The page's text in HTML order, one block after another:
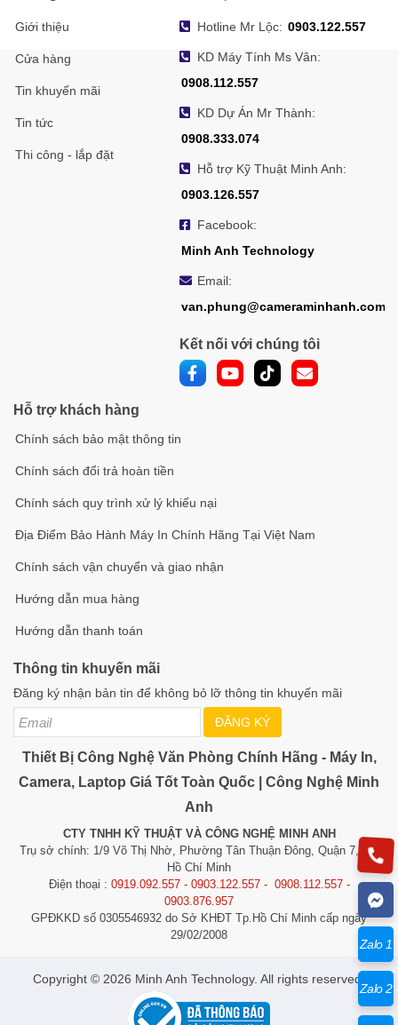
Giới thiệu
Cửa hàng
Tin khuyến mãi
Tin tức
Thi công - lắp đặt
Hotline Mr Lộc: 0903.122.557
KD Máy Tính Ms Vân:
0908.112.557
KD Dự Án Mr Thành:
0908.333.074
Hỗ trợ Kỹ Thuật Minh Anh:
0903.126.557
Facebook:
Minh Anh Technology
Email:
van.phung@cameraminhanh.com
Kết nối với chúng tôi
Hỗ trợ khách hàng
Chính sách bảo mật thông tin
Chính sách đổi trả hoàn tiền
Chính sách quy trình xử lý khiếu nại
Địa Điểm Bảo Hành Máy In Chính Hãng Tại Việt Nam
Chính sách vận chuyển và giao nhận
Hướng dẫn mua hàng
Hướng dẫn thanh toán
Thông tin khuyến mãi
Đăng ký nhận bản tin để không bỏ lỡ thông tin khuyến mãi
ĐĂNG KÝ
Thiết Bị Công Nghệ Văn Phòng Chính Hãng - Máy In,
Camera, Laptop Giá Tốt Toàn Quốc | Công Nghệ Minh
Anh
CTY TNHH KỸ THUẬT VÀ CÔNG NGHỆ MINH ANH
Trụ sở chính: 1/9 Võ Thị Nhờ, Phường Tân Thuận Đông, Quận 7, TP.
Hồ Chí Minh
Điện thoại : 0919.092.557 - 0903.122.557 - 0908.112.557 -
0903.876.957
GPĐKKD số 0305546932 do Sở KHĐT Tp.Hồ Chí Minh cấp ngày
29/02/2008
​​​​​​Copyright © 2026 Minh Anh Technology. All rights reserved.
Zalo 1
Zalo 2